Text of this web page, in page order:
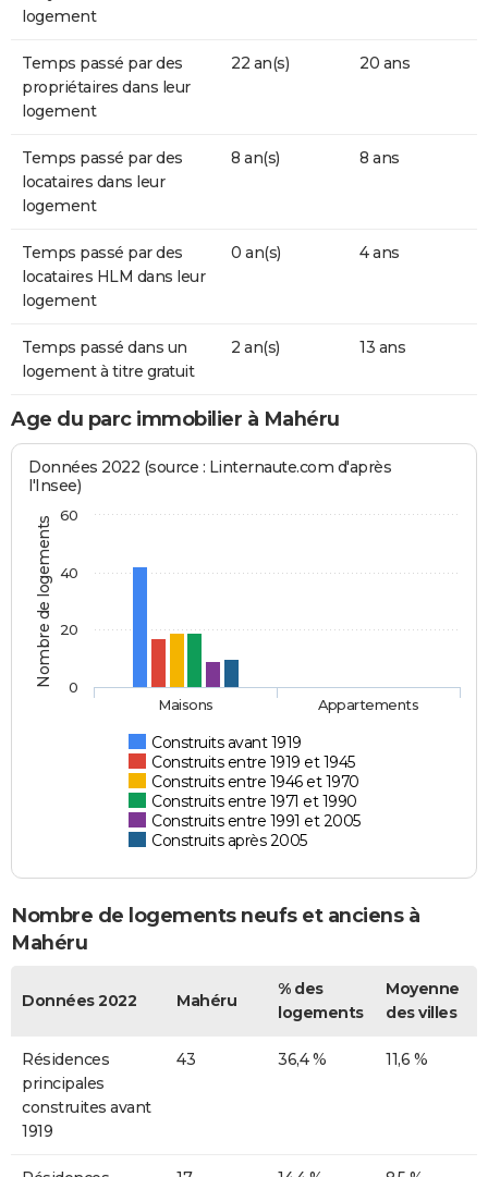
logement
Temps passé par des
propriétaires dans leur
logement
22 an(s) 20 ans
Temps passé par des
locataires dans leur
logement
8 an(s) 8 ans
Temps passé par des
locataires HLM dans leur
logement
0 an(s) 4 ans
Temps passé dans un
logement à titre gratuit
2 an(s) 13 ans
Age du parc immobilier à Mahéru
Nombre de logements
Données 2022 (source : Linternaute.com d'après
l'Insee)
Construits avant 1919
Construits entre 1919 et 1945
Construits entre 1946 et 1970
Construits entre 1971 et 1990
Construits entre 1991 et 2005
Construits après 2005
Maisons Appartements
0
20
40
60
Nombre de logements neufs et anciens à
Mahéru
Données 2022 Mahéru
% des
logements
Moyenne
des villes
Résidences
principales
construites avant
1919
43 36,4 % 11,6 %